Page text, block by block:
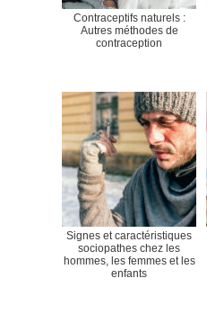
Contraceptifs naturels :
Autres méthodes de
contraception
Signes et caractéristiques
sociopathes chez les
hommes, les femmes et les
enfants